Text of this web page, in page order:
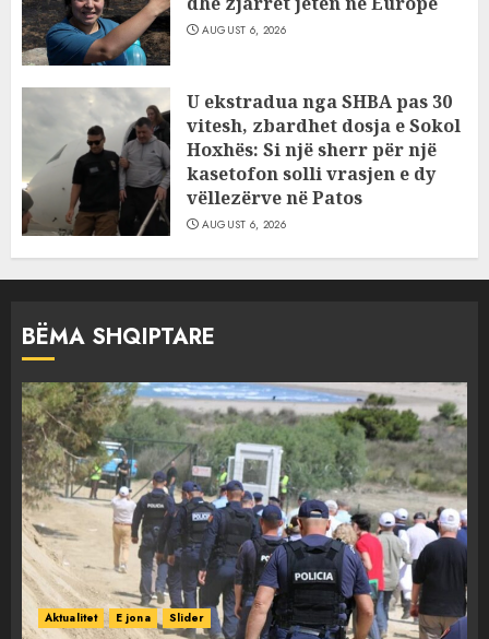
AUGUST 6, 2026
U ekstradua nga SHBA pas 30
vitesh, zbardhet dosja e Sokol
Hoxhës: Si një sherr për një
kasetofon solli vrasjen e dy
vëllezërve në Patos
AUGUST 6, 2026
BËMA SHQIPTARE
Aktualitet E jona Slider